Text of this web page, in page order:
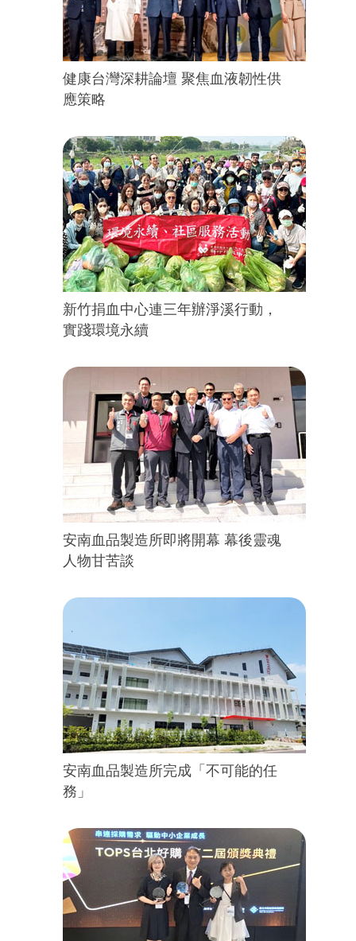
健康台灣深耕論壇 聚焦血液韌性供
應策略
新竹捐血中心連三年辦淨溪行動，
實踐環境永續
安南血品製造所即將開幕 幕後靈魂
人物甘苦談
安南血品製造所完成「不可能的任
務」